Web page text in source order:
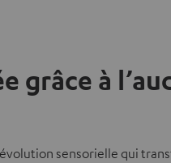
grâce à
sensorielle qui